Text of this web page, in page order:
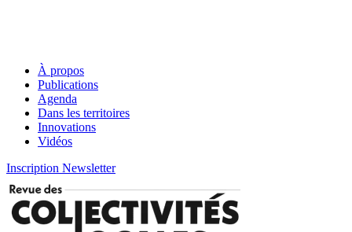
À propos
Publications
Agenda
Dans les territoires
Innovations
Vidéos
Inscription Newsletter